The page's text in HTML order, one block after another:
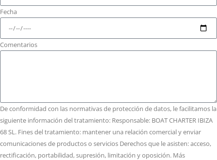
Fecha
Comentarios
De conformidad con las normativas de protección de datos, le facilitamos la
siguiente información del tratamiento: Responsable: BOAT CHARTER IBIZA
68 SL. Fines del tratamiento: mantener una relación comercial y enviar
comunicaciones de productos o servicios Derechos que le asisten: acceso,
rectificación, portabilidad, supresión, limitación y oposición. Más